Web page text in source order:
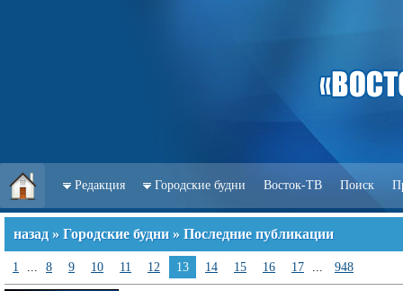
Редакция Городские будни Восток-ТВ Поиск
назад » Городские будни » Последние публикации
1 ... 8 9 10 11 12 13 14 15 16 17 ... 948